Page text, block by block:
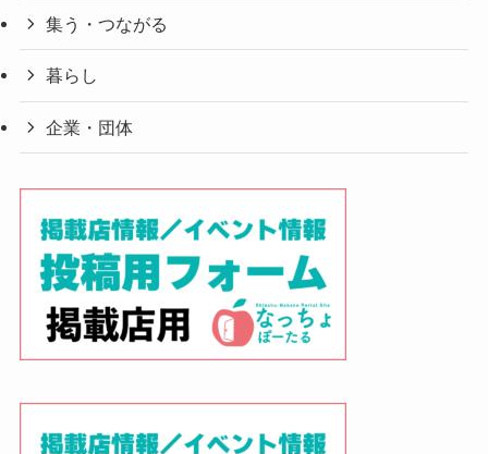
集う・つながる
暮らし
企業・団体